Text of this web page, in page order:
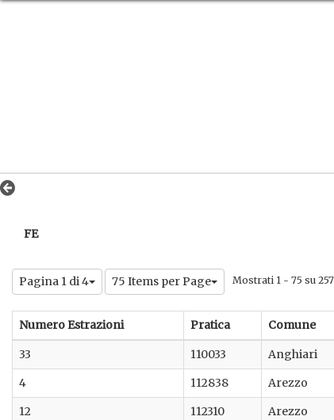
FE
Pagina 1 di 4 75 Items per Page Mostrati 1 - 75 su
Numero Estrazioni Pratica Comune
33 110033 Anghiari
4
112838 Arezzo
12
112310 Arezzo